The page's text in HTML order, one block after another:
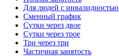
Для людей с инвалидностью
Сменный график
Сутки через двое
Сутки через трое
Три через три
Частичная занятость